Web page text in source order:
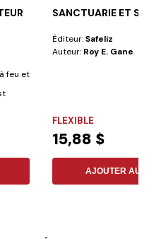
feu et
SANCTUARIE ET
Éditeur:Safeliz
Auteur: Roy E. Gane
FLEXIBLE
15,88 $
AJOUTER AU